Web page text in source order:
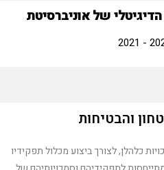
של אוניברסיטת
והבטיחות
כלהלן, לצורך ביצוע מכלול תפקידיו